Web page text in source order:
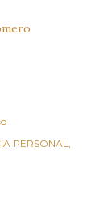
PERSONAL